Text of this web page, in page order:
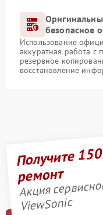
безопасное
Использование
аккуратная работа с
резервное
восстановление
Получите
ремонт
Акция
ViewSonic